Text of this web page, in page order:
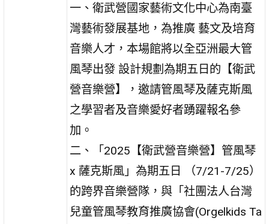
一、衛武營國家藝術文化中心為南臺
灣藝術發展基地，為推廣 藝文及培育
音樂人才，本場館將以全亞洲最大管
風琴出發 設計規劃為期五日的【衛武
營音樂營】，邀請管風琴及薩克斯風
之學習者及音樂愛好者踴躍報名參
加。
二、「2025【衛武營音樂營】管風琴
x 薩克斯風」為期五日 （7/21-7/25）
的跨界音樂營隊，與「社團法人台灣
兒童管風琴教育推廣協會(Orgelkids Ta